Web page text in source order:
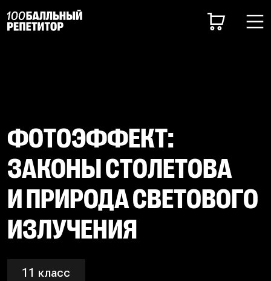
ФОТОЭФФЕКТ:
ЗАКОНЫ СТОЛЕТОВА
И ПРИРОДА СВЕТОВОГО
ИЗЛУЧЕНИЯ
11 класс